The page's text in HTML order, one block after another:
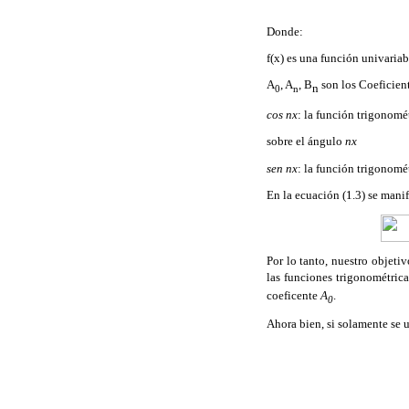
Donde:
f(x) es una función
A0, An, Bn son los
cos nx: la función
sobre el ángulo nx
sen nx: la función
En la ecuación (1.3) se
Por lo tanto, nuestro
las funciones
coeficenteA0.
Ahora bien, si solamente